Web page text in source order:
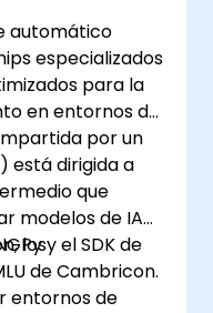
automático
especializados
para la
en entornos de
por un
está dirigida a
que
modelos de IA
y el SDK de
de Cambricon.
los
entornos de